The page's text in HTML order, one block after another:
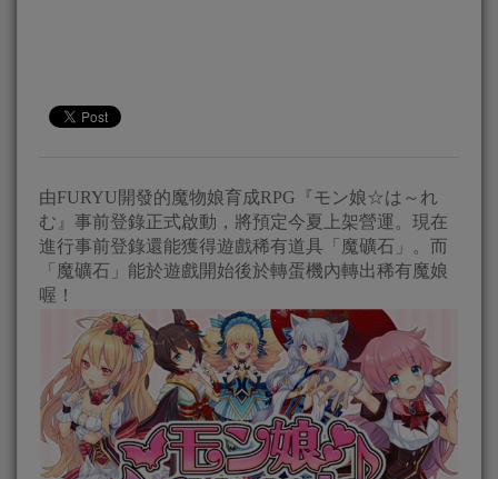
由FURYU開發的魔物娘育成RPG『モン娘☆は～れ
む』事前登錄正式啟動，將預定今夏上架營運。現在
進行事前登錄還能獲得遊戲稀有道具「魔礦石」。而
「魔礦石」能於遊戲開始後於轉蛋機內轉出稀有魔娘
喔！